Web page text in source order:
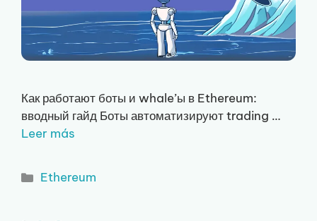
Как работают боты и whale’ы в Ethereum:
вводный гайд Боты автоматизируют trading …
Leer más
Рубрики
Ethereum